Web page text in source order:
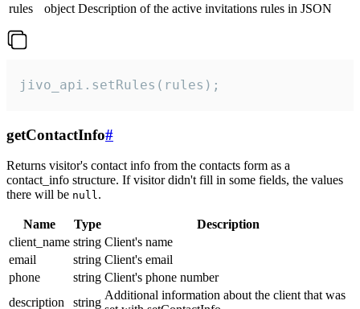
rules
object Description of the active invitations rules in JSON
jivo_api.setRules(rules);
getContactInfo#
Returns visitor's contact info from the contacts form as a
contact_info structure. If visitor didn't fill in some fields, the values
there will be null.
Name Type
Description
client_name string Client's name
email
string Client's email
phone
string Client's phone number
description
string
Additional information about the client that was